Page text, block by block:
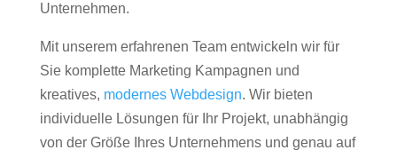
Unternehmen.
Mit unserem erfahrenen Team entwickeln wir für
Sie komplette Marketing Kampagnen und
kreatives, modernes Webdesign. Wir bieten
individuelle Lösungen für Ihr Projekt, unabhängig
von der Größe Ihres Unternehmens und genau auf